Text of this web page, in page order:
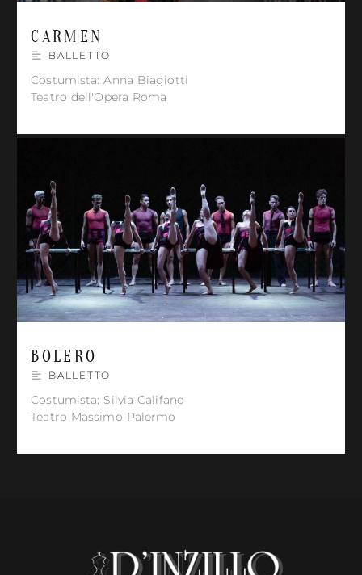
CARMEN
BALLETTO
Costumista: Anna Biagiotti
Teatro dell'Opera Roma
BOLERO
BALLETTO
Costumista: Silvia Califano
Teatro Massimo Palermo